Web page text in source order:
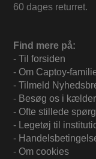
60 dages returret.
Find mere på:
- Til forsiden
- Om Captoy-
- Tilmeld
- Besøg os i
- Ofte stillede
- Legetøj til
-
- Om cookies